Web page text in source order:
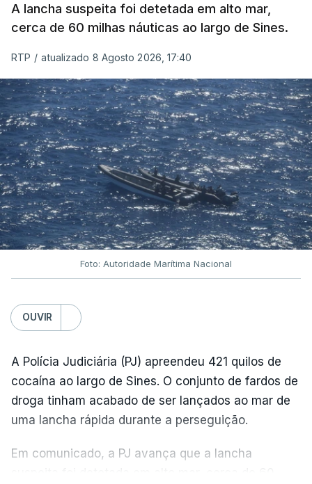
A lancha suspeita foi detetada em alto mar,
cerca de 60 milhas náuticas ao largo de Sines.
RTP / atualizado 8 Agosto 2026, 17:40
Foto: Autoridade Marítima Nacional
OUVIR
A Polícia Judiciária (PJ) apreendeu 421 quilos de
cocaína ao largo de Sines. O conjunto de fardos de
droga tinham acabado de ser lançados ao mar de
uma lancha rápida durante a perseguição.
Em comunicado, a PJ avança que a lancha